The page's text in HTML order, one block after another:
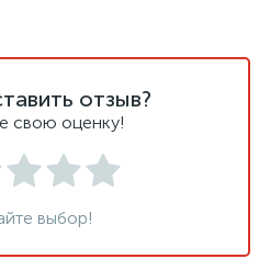
отзыв?
свою оценку!
выбор!